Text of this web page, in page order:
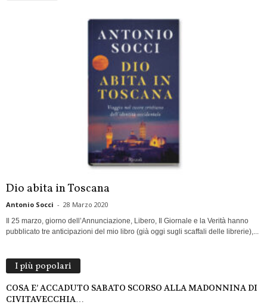
Dio abita in Toscana
Antonio Socci - 28 Marzo 2020
Il 25 marzo, giorno dell’Annunciazione, Libero, Il Giornale e la Verità hanno
pubblicato tre anticipazioni del mio libro (già oggi sugli scaffali delle librerie),...
I più popolari
COSA E’ ACCADUTO SABATO SCORSO ALLA MADONNINA DI
CIVITAVECCHIA…